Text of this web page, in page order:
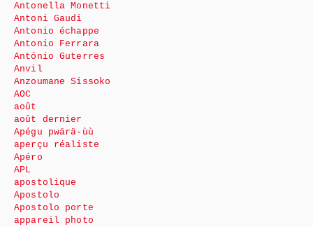
Antonella Monetti
Antoni Gaudi
Antonio échappe
Antonio Ferrara
António Guterres
Anvil
Anzoumane Sissoko
AOC
août
août dernier
Apégu pwärä-ùù
aperçu réaliste
Apéro
APL
apostolique
Apostolo
Apostolo porte
appareil photo